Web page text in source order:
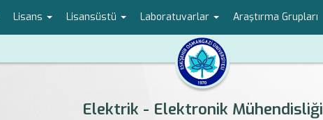
Lisans Lisansüstü Laboratuvarlar Araştırma Grupları
Elektrik - Elektronik Mühendisliği